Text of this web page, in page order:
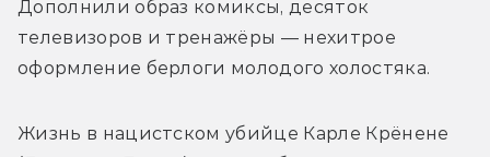
Дополнили образ комиксы, десяток
телевизоров и тренажёры — нехитрое
оформление берлоги молодого холостяка.
Жизнь в нацистском убийце Карле Крёнене